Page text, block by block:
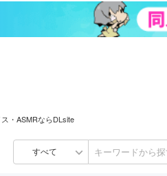
・ASMRならDLsite
すべて